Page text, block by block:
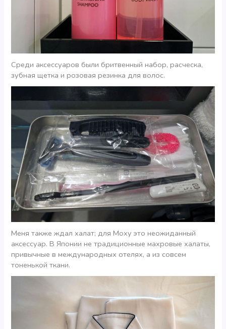
Среди аксессуаров были бритвенный набор, расческа,
зубная щетка и розовая резинка для волос.
Меня также ждал халат; для Moxy это неожиданный
аксессуар. В Японии не традиционные махровые халаты,
привычные в международных отелях, а из совсем
тоненькой ткани.